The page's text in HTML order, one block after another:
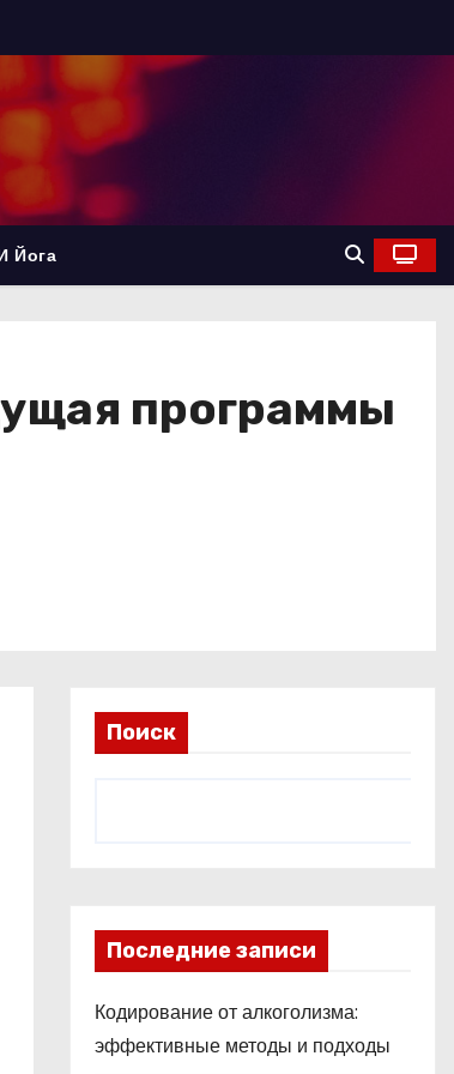
Йога
программы
Поиск
Последние записи
Кодирование от алкоголизма:
эффективные методы и подходы